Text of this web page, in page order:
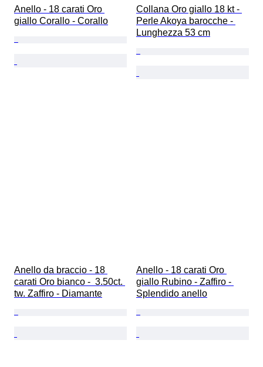
Anello - 18 carati Oro
giallo Corallo - Corallo
Collana Oro giallo 18 kt -
Perle Akoya barocche -
Lunghezza 53 cm
Anello da braccio - 18
carati Oro bianco -  3.50ct.
tw. Zaffiro - Diamante
Anello - 18 carati Oro
giallo Rubino - Zaffiro -
Splendido anello